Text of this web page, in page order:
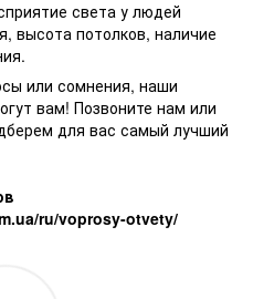
света у людей
высота потолков, наличие
или сомнения, наши
вам! Позвоните нам или
для вас самый лучший
ru/voprosy-otvety/